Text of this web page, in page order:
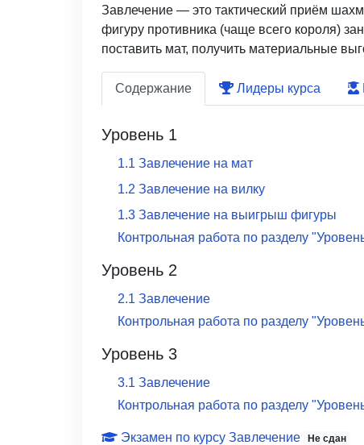
Завлечение — это тактический приём
фигуру противника (чаще всего короля)
поставить мат, получить материальные
Содержание Лидеры курса
Уровень 1
1.1 Завлечение на мат
1.2 Завлечение на вилку
1.3 Завлечение на выигрыш фигуры
Контрольная работа по разделу "
Уровень 2
2.1 Завлечение
Контрольная работа по разделу "
Уровень 3
3.1 Завлечение
Контрольная работа по разделу "
Экзамен по курсу Завлечение Не сдан